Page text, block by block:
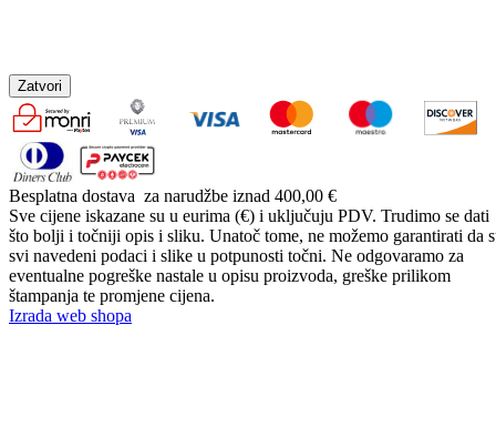
Zatvori
Besplatna dostava za narudžbe iznad 400,00 €
Sve cijene iskazane su u eurima (€) i uključuju PDV. Trudimo se dati
što bolji i točniji opis i sliku. Unatoč tome, ne možemo garantirati da
svi navedeni podaci i slike u potpunosti točni. Ne odgovaramo za
eventualne pogreške nastale u opisu proizvoda, greške prilikom
štampanja te promjene cijena.
Izrada web shopa